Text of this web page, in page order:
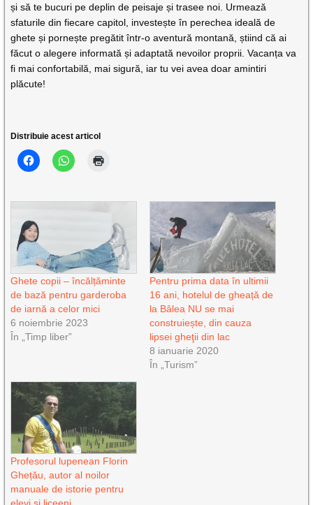
și să te bucuri pe deplin de peisaje și trasee noi. Urmează
sfaturile din fiecare capitol, investește în perechea ideală de
ghete și pornește pregătit într-o aventură montană, știind că ai
făcut o alegere informată și adaptată nevoilor proprii. Vacanța va
fi mai confortabilă, mai sigură, iar tu vei avea doar amintiri
plăcute!
Distribuie acest articol
Ghete copii – încălțăminte
de bază pentru garderoba
de iarnă a celor mici
6 noiembrie 2023
În „Timp liber”
Pentru prima data în ultimii
16 ani, hotelul de gheață de
la Bâlea NU se mai
construiește, din cauza
lipsei gheţii din lac
8 ianuarie 2020
În „Turism”
Profesorul lupenean Florin
Ghețău, autor al noilor
manuale de istorie pentru